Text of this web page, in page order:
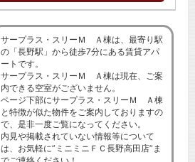
サープラス・スリーＭ Ａ棟は、最寄り駅
の「長野駅」から徒歩7分にある賃貸アパ
ートです。
サープラス・スリーＭ Ａ棟は現在、ご案
内できる空室がございません。
ページ下部にサープラス・スリーＭ Ａ棟
と特徴が似た物件をご案内しておりますの
で、是非一度ご覧になってください。
内見や掲載されていない情報等について
は、お気軽に”ミニミニＦＣ長野高田店”ま